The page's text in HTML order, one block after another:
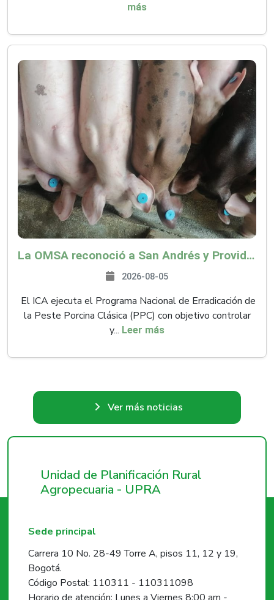
más
La OMSA reconoció a San Andrés y Providencia como zona libre de Peste Porcina Clásica (PPC)
2026-08-05
El ICA ejecuta el Programa Nacional de Erradicación de
la Peste Porcina Clásica (PPC) con objetivo controlar
y... Leer más
Ver más noticias
Unidad de Planificación Rural
Agropecuaria - UPRA
Sede principal
Carrera 10 No. 28-49 Torre A, pisos 11, 12 y 19,
Bogotá.
Código Postal: 110311 - 110311098